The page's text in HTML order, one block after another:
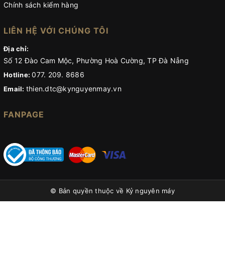
Chính sách kiểm hàng
LIÊN HỆ VỚI CHÚNG TÔI
Địa chỉ:
Số 12 Đào Cam Mộc, Phường Hoà Cường, TP Đà Nẵng
Hotline:077. 209. 8686
Email: thien.dtc@kynguyenmay.vn
FANPAGE
© Bản quyền thuộc về Kỷ nguyên máy